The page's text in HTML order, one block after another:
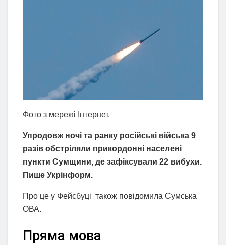
Фото з мережі Інтернет.
Упродовж ночі та ранку російські війська 9
разів обстріляли прикордонні населені
пункти Сумщини, де зафіксували 22 вибухи.
Пише Укрінформ.
Про це у Фейсбуці також повідомила Сумська
ОВА.
Пряма мова